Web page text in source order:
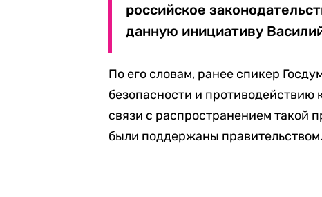
российское
данную инициативу
По его словам, ранее спикер
безопасности и
связи с распространением такой
были поддержаны правительством.